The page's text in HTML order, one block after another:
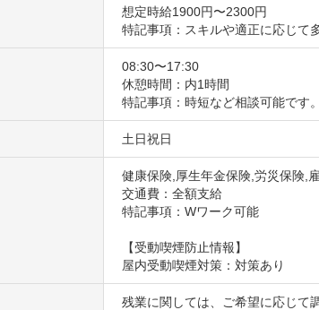
想定時給1900円〜2300円
特記事項：スキルや適正に応じて
08:30〜17:30
休憩時間：内1時間
特記事項：時短など相談可能です。
土日祝日
健康保険,厚生年金保険,労災保険,
交通費：全額支給
特記事項：Wワーク可能
【受動喫煙防止情報】
屋内受動喫煙対策：対策あり
残業に関しては、ご希望に応じて